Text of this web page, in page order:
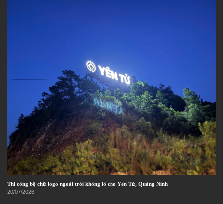
Thi công bộ chữ logo ngoài trời khổng lồ cho Yên Tử, Quảng Ninh
20/07/2026